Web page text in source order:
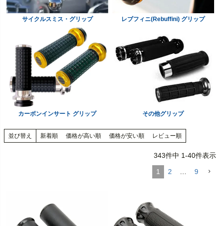
サイクルスミス・グリップ レブフィニ(Rebuffini) グリップ
カーボンインサート グリップ その他グリップ
並び替え 新着順 価格が高い順 価格が安い順 レビュー順
343件中 1-40件表示
1 2 9